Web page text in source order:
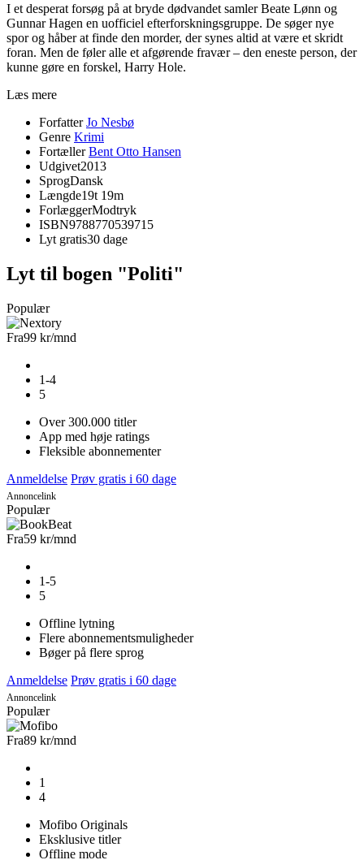
I et desperat forsøg på at bryde dødvandet samler Beate Lønn og
Gunnar Hagen en uofficiel efterforskningsgruppe. De søger nye
spor og håber at finde den morder, der synes altid at være et skridt
foran. Men de føler alle et afgørende fravær – den eneste person, der
kunne gøre en forskel, Harry Hole.
Læs mere
Forfatter Jo Nesbø
Genre Krimi
Fortæller Bent Otto Hansen
Udgivet2013
SprogDansk
Længde19t 19m
ForlæggerModtryk
ISBN9788770539715
Lyt gratis30 dage
Lyt til bogen "Politi"
Populær
Fra99 kr/mnd
1-4
5
Over 300.000 titler
App med høje ratings
Fleksible abonnementer
Anmeldelse Prøv gratis i 60 dage
Annoncelink
Populær
Fra59 kr/mnd
1-5
5
Offline lytning
Flere abonnementsmuligheder
Bøger på flere sprog
Anmeldelse Prøv gratis i 60 dage
Annoncelink
Populær
Fra89 kr/mnd
1
4
Mofibo Originals
Eksklusive titler
Offline mode